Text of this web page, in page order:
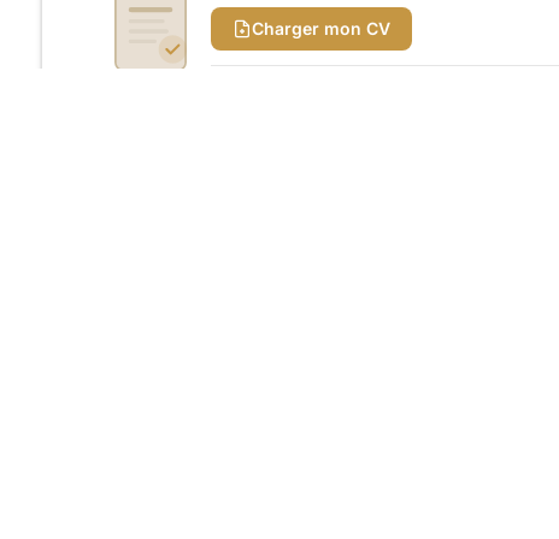
Charger mon CV